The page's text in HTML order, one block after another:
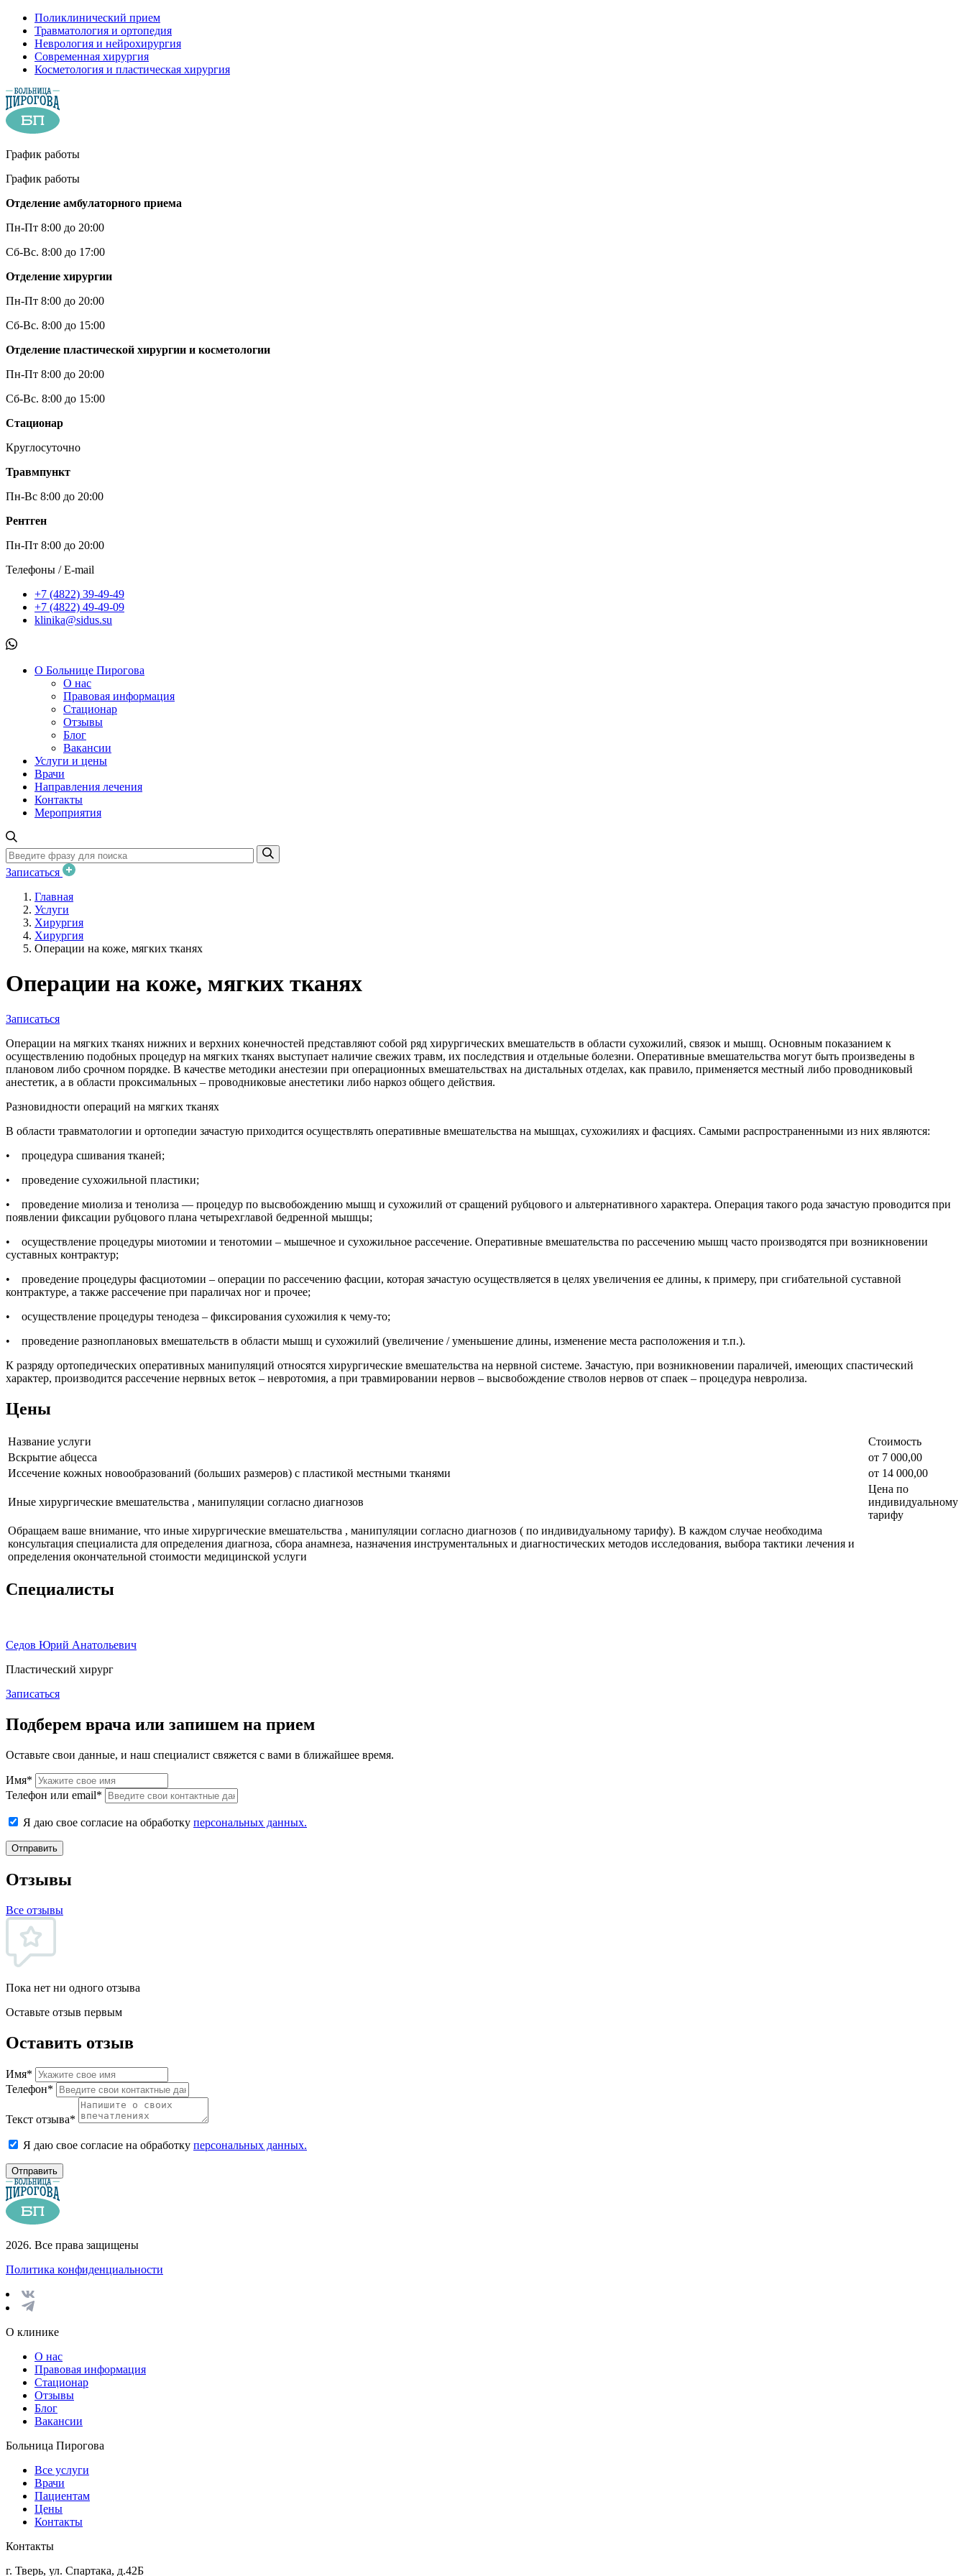
Поликлинический прием
Травматология и ортопедия
Неврология и нейрохирургия
Современная хирургия
Косметология и пластическая хирургия
График работы
График работы
Отделение амбулаторного приема
Пн-Пт 8:00 до 20:00
Сб-Вс. 8:00 до 17:00
Отделение хирургии
Пн-Пт 8:00 до 20:00
Сб-Вс. 8:00 до 15:00
Отделение пластической хирургии и косметологии
Пн-Пт 8:00 до 20:00
Сб-Вс. 8:00 до 15:00
Стационар
Круглосуточно
Травмпункт
Пн-Вс 8:00 до 20:00
Рентген
Пн-Пт 8:00 до 20:00
Телефоны / E-mail
+7 (4822) 39-49-49
+7 (4822) 49-49-09
klinika@sidus.su
О Больнице Пирогова
О нас
Правовая информация
Стационар
Отзывы
Блог
Вакансии
Услуги и цены
Врачи
Направления лечения
Контакты
Мероприятия
Записаться
Главная
Услуги
Хирургия
Хирургия
Операции на коже, мягких тканях
Операции на коже, мягких тканях
Записаться
Операции на мягких тканях нижних и верхних конечностей представляют собой ряд хирургических вмешательств в области сухожилий, связок и мышц. Основным показанием к
осуществлению подобных процедур на мягких тканях выступает наличие свежих травм, их последствия и отдельные болезни. Оперативные вмешательства могут быть произведены в
плановом либо срочном порядке. В качестве методики анестезии при операционных вмешательствах на дистальных отделах, как правило, применяется местный либо проводниковый
анестетик, а в области проксимальных – проводниковые анестетики либо наркоз общего действия.
Разновидности операций на мягких тканях
В области травматологии и ортопедии зачастую приходится осуществлять оперативные вмешательства на мышцах, сухожилиях и фасциях. Самыми распространенными из них являются:
• процедура сшивания тканей;
• проведение сухожильной пластики;
• проведение миолиза и тенолиза — процедур по высвобождению мышц и сухожилий от сращений рубцового и альтернативного характера. Операция такого рода зачастую проводится при
появлении фиксации рубцового плана четырехглавой бедренной мышцы;
• осуществление процедуры миотомии и тенотомии ‒ мышечное и сухожильное рассечение. Оперативные вмешательства по рассечению мышц часто производятся при возникновении
суставных контрактур;
• проведение процедуры фасциотомии ‒ операции по рассечению фасции, которая зачастую осуществляется в целях увеличения ее длины, к примеру, при сгибательной суставной
контрактуре, а также рассечение при параличах ног и прочее;
• осуществление процедуры тенодеза ‒ фиксирования сухожилия к чему-то;
• проведение разноплановых вмешательств в области мышц и сухожилий (увеличение / уменьшение длины, изменение места расположения и т.п.).
К разряду ортопедических оперативных манипуляций относятся хирургические вмешательства на нервной системе. Зачастую, при возникновении параличей, имеющих спастический
характер, производится рассечение нервных веток ‒ невротомия, а при травмировании нервов – высвобождение стволов нервов от спаек ‒ процедура невролиза.
Цены
Название услуги
Стоимость
Вскрытие абцесса
от 7 000,00
Иссечение кожных новообразований (больших размеров) с пластикой местными тканями
от 14 000,00
Иные хирургические вмешательства , манипуляции согласно диагнозов
Цена по
индивидуальному
тарифу
Обращаем ваше внимание, что иные хирургические вмешательства , манипуляции согласно диагнозов ( по индивидуальному тарифу). В каждом случае необходима
консультация специалиста для определения диагноза, сбора анамнеза, назначения инструментальных и диагностических методов исследования, выбора тактики лечения и
определения окончательной стоимости медицинской услуги
Специалисты
Седов Юрий Анатольевич
Пластический хирург
Записаться
Подберем врача или запишем на прием
Оставьте свои данные, и наш специалист свяжется с вами в ближайшее время.
Имя*
Телефон или email*
Я даю свое согласие на обработку персональных данных.
Отправить
Отзывы
Все отзывы
Пока нет ни одного отзыва
Оставьте отзыв первым
Оставить отзыв
Имя*
Телефон*
Текст отзыва*
Я даю свое согласие на обработку персональных данных.
Отправить
2026. Все права защищены
Политика конфиденциальности
О клинике
О нас
Правовая информация
Стационар
Отзывы
Блог
Вакансии
Больница Пирогова
Все услуги
Врачи
Пациентам
Цены
Контакты
Контакты
г. Тверь, ул. Спартака, д.42Б